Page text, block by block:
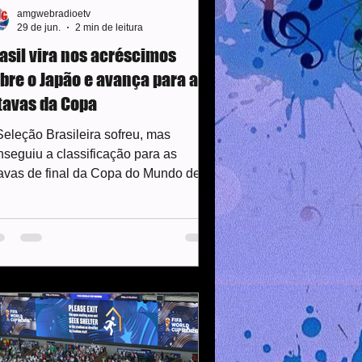
vira nos acréscimos
o Japão e avança para as
da Copa
Brasileira sofreu, mas
a classificação para as
de final da Copa do Mundo de
em Houston. Após sair atrás do
no primeiro tempo, o Brasil
a virada com gols de Casemiro e
Martinelli, que entrou na
etapa. O Brasil iniciou a partida
o controle da posse de bola e se
amgwebradioetv
29 de jun.
2 min de leitura